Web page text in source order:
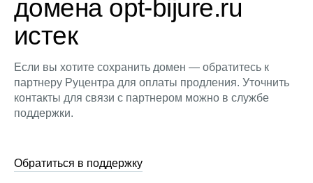
домена opt-bijure.ru
истек
Если вы хотите сохранить домен — обратитесь к
партнеру Руцентра для оплаты продления. Уточнить
контакты для связи с партнером можно в службе
поддержки.
Обратиться в поддержку